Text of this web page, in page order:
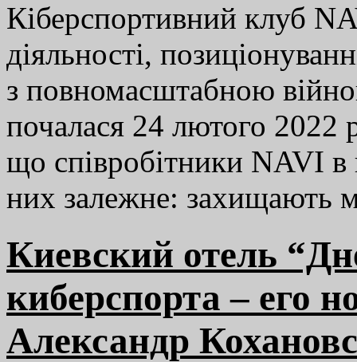
Кіберспортивний клуб
діяльності,
з повномасштабною
почалася 24 лютого 2022
що співробітники NAVI в
них залежне: захищають
Киевский отель
киберспорта – его
Александр